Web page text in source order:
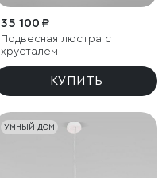
35 100 ₽
Подвесная люстра с
хрусталем
КУПИТЬ
УМНЫЙ ДОМ